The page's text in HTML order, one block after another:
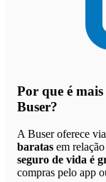
Por que é
Buser?
A Buser oferece
baratas em
seguro de vida é
compras pelo app